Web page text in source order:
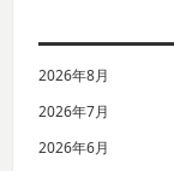
2026年8月
2026年7月
2026年6月